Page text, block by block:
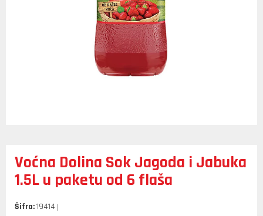
Voćna Dolina Sok Jagoda i Jabuka
1.5L u paketu od 6 flaša
Šifra:19414